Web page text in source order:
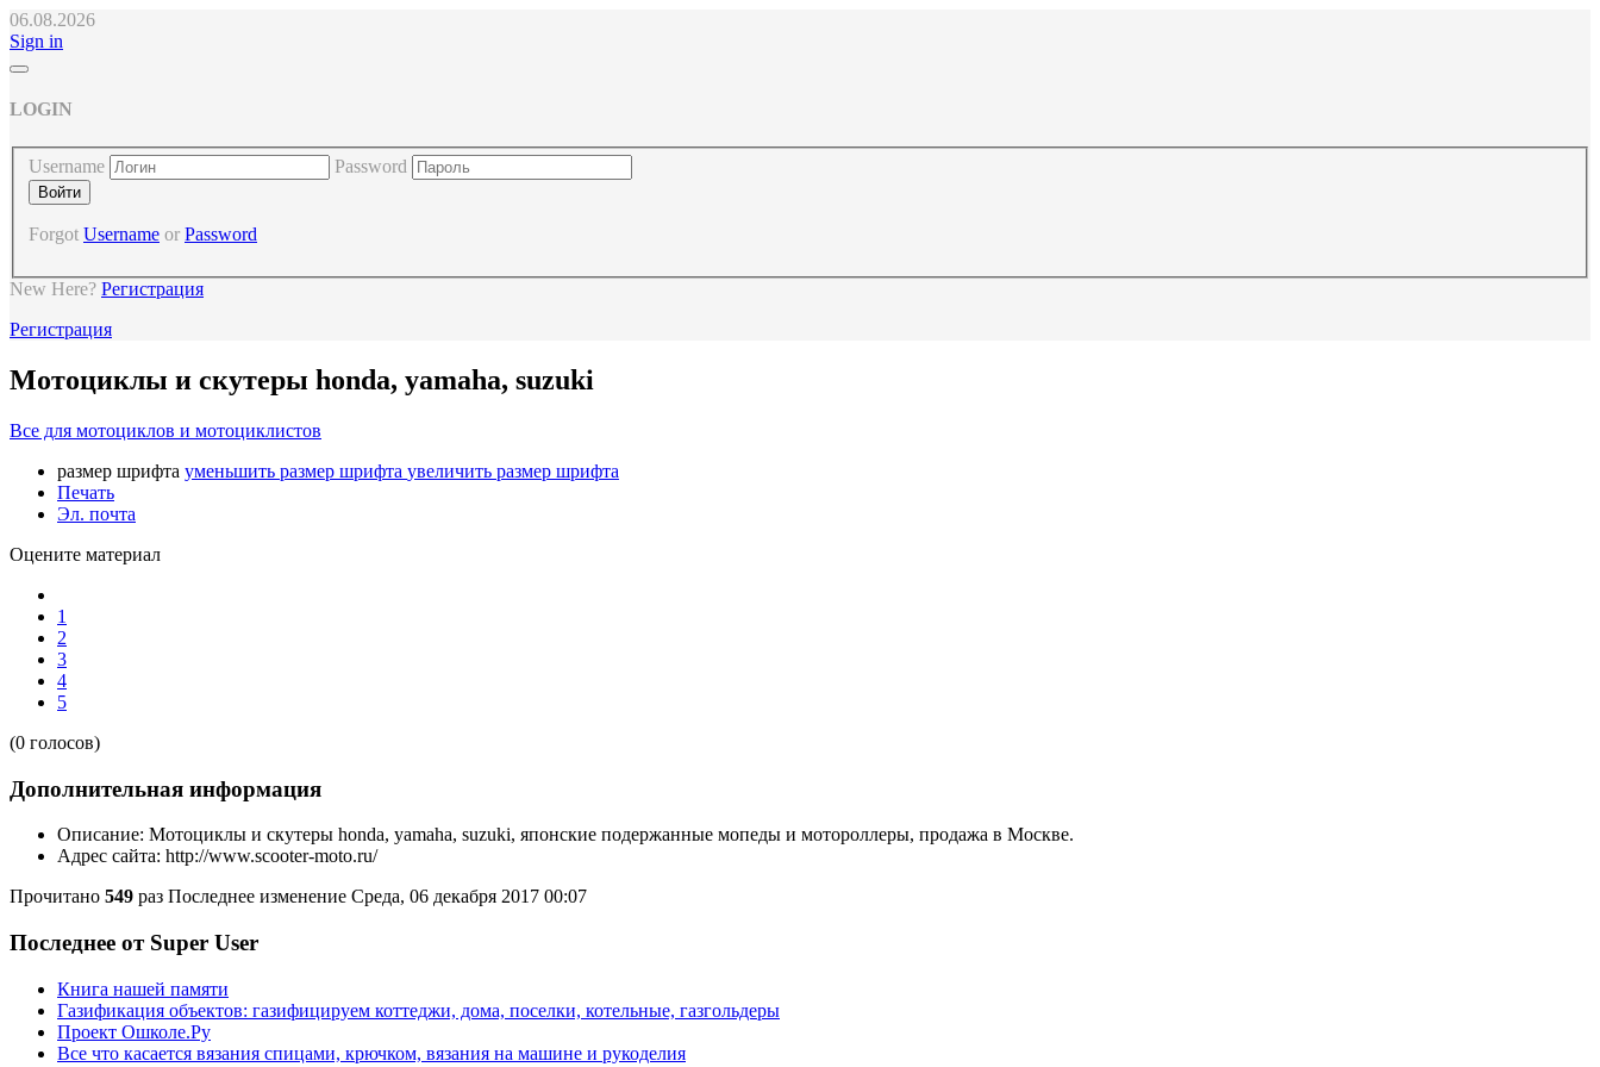
06.08.2026
Sign in
LOGIN
Username Password
Forgot Username or Password
New Here? Регистрация
Регистрация
Мотоциклы и скутеры honda, yamaha, suzuki
Все для мотоциклов и мотоциклистов
размер шрифта уменьшить размер шрифта увеличить размер шрифта
Печать
Эл. почта
Оцените материал
1
2
3
4
5
(0 голосов)
Дополнительная информация
Описание: Мотоциклы и скутеры honda, yamaha, suzuki, японские подержанные мопеды и мотороллеры, продажа в Москве.
Адрес сайта: http://www.scooter-moto.ru/
Прочитано 549 раз Последнее изменение Среда, 06 декабря 2017 00:07
Последнее от Super User
Книга нашей памяти
Газификация объектов: газифицируем коттеджи, дома, поселки, котельные, газгольдеры
Проект Ошколе.Ру
Все что касается вязания спицами, крючком, вязания на машине и рукоделия